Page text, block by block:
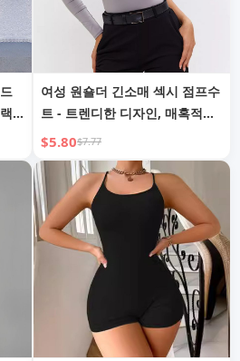
여성 원숄더 긴소매 섹시 점프수
트 - 트렌디한 디자인, 매혹적인
실루엣 연출
$5.80$7.77